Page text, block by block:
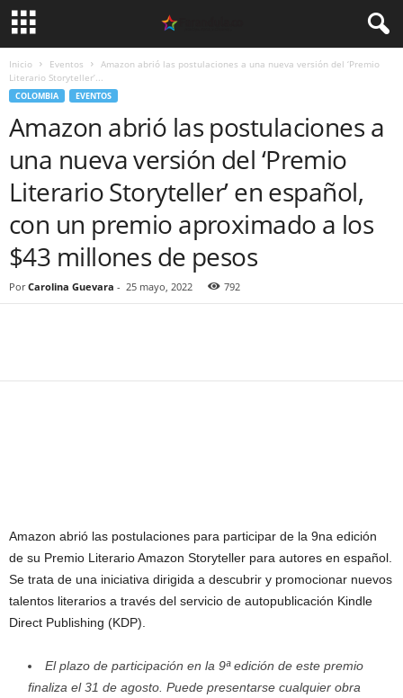
Inicio Eventos
Amazon abrió las postulaciones a una nueva versión del ‘Premio
Literario Storyteller’...
COLOMBIA EVENTOS
Amazon abrió las postulaciones a
una nueva versión del ‘Premio
Literario Storyteller’ en español,
con un premio aproximado a los
$43 millones de pesos
Por Carolina Guevara - 25 mayo, 2022 792
Amazon abrió las postulaciones para participar de la 9na edición
de su Premio Literario Amazon Storyteller para autores en español.
Se trata de una iniciativa dirigida a descubrir y promocionar nuevos
talentos literarios a través del servicio de autopublicación Kindle
Direct Publishing (KDP).
El plazo de participación en la 9ª edición de este premio
finaliza el 31 de agosto. Puede presentarse cualquier obra